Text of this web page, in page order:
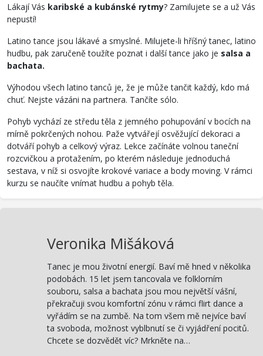
Lákají Vás karibské a kubánské rytmy? Zamilujete se a už Vás
nepustí!
Latino tance jsou lákavé a smyslné. Milujete-li hříšný tanec, latino
hudbu, pak zaručeně toužíte poznat i další tance jako je salsa a
bachata.
Výhodou všech latino tanců je, že je může tančit každý, kdo má
chuť. Nejste vázáni na partnera. Tančíte sólo.
Pohyb vychází ze středu těla z jemného pohupování v bocích na
mírně pokrčených nohou. Paže vytvářejí osvěžující dekoraci a
dotváří pohyb a celkový výraz. Lekce začínáte volnou taneční
rozcvičkou a protažením, po kterém následuje jednoduchá
sestava, v níž si osvojíte krokové variace a body moving. V rámci
kurzu se naučíte vnímat hudbu a pohyb těla.
Veronika Mišáková
Tanec je mou životní energií. Baví mě hned v několika
podobách. 15 let jsem tancovala ve folklorním
souboru, salsa a bachata jsou mou největší vášní,
překračuji svou komfortní zónu v rámci flirt dance a
vyřádím se na zumbě. Na tom všem mě nejvíce baví
ta svoboda, možnost vyblbnutí se či vyjádření pocitů.
Chcete se dozvědět víc? Mrkněte na…